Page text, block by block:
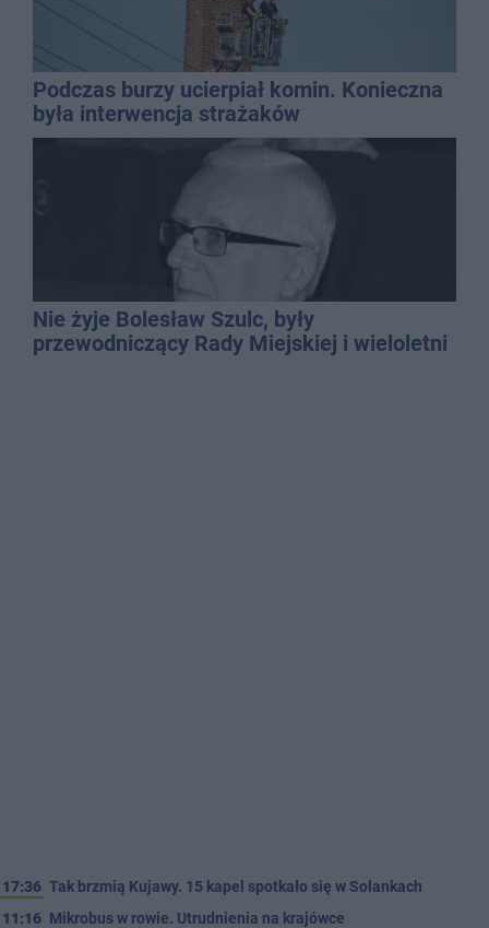
Podczas burzy ucierpiał komin. Konieczna
była interwencja strażaków
Nie żyje Bolesław Szulc, były
przewodniczący Rady Miejskiej i wieloletni
17:36 Tak brzmią Kujawy. 15 kapel spotkało się w Solankach
11:16 Mikrobus w rowie. Utrudnienia na krajówce